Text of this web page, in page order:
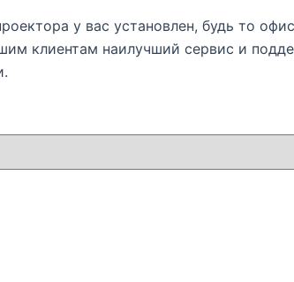
у вас установлен, будь то
клиентам наилучший сервис и